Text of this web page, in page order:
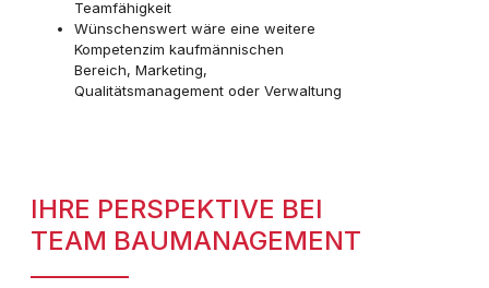
Teamfähigkeit
Wünschenswert wäre eine weitere
Kompetenzim kaufmännischen
Bereich, Marketing,
Qualitätsmanagement oder Verwaltung
IHRE PERSPEKTIVE BEI
TEAM BAUMANAGEMENT